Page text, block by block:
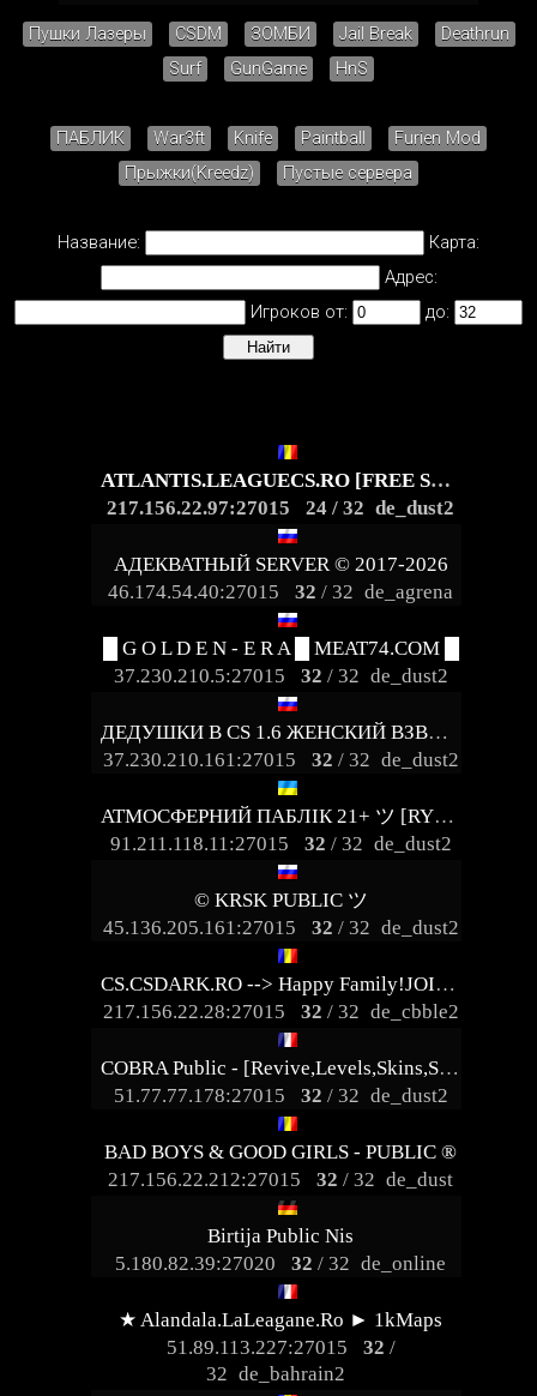
Пушки Лазеры CSDM ЗОМБИ Jail Break
Deathrun
Surf
GunGame HnS
ПАБЛИК War3ft Knife Paintball
Furien Mod
Прыжки(Kreedz)
Пустые сервера
Название:
Карта:
Адрес:
Игроков от:
до:
ATLANTIS.LEAGUECS.RO [FREE SKINS | VIP | REVIVE]
217.156.22.97:27015
24 / 32 de_dust2
АДЕКВАТНЫЙ SERVER © 2017-2026
46.174.54.40:27015
32 / 32 de_agrena
█ G O L D E N - E R A █ MEAT74.COM █
37.230.210.5:27015
32 / 32 de_dust2
ДЕДУШКИ В CS 1.6 ЖЕНСКИЙ ВЗВОД [18+]
37.230.210.161:27015
32 / 32 de_dust2
АТМОСФЕРНИЙ ПАБЛІК 21+ ツ [RYZEN 9 - 5.7 GHz]
91.211.118.11:27015
32 / 32 de_dust2
© KRSK PUBLIC ツ
45.136.205.161:27015
32 / 32 de_dust2
CS.CSDARK.RO --> Happy Family!JOIN US NOW
217.156.22.28:27015
32 / 32 de_cbble2
COBRA Public - [Revive,Levels,Skins,SteamVIP,NightVIP]
51.77.77.178:27015
32 / 32 de_dust2
BAD BOYS & GOOD GIRLS - PUBLIC ®
217.156.22.212:27015
32 / 32 de_dust
Birtija Public Nis
5.180.82.39:27020
32 / 32 de_online
★ Alandala.LaLeagane.Ro ► 1kMaps
51.89.113.227:27015
32 /
32 de_bahrain2